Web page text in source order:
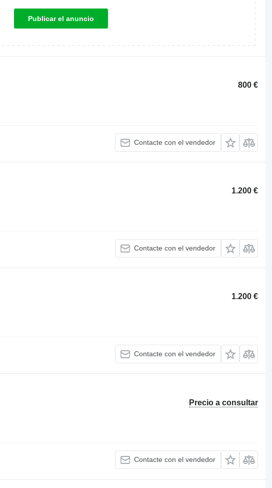
Publicar el anuncio
800 €
Contacte con el vendedor
1.200 €
Contacte con el vendedor
1.200 €
Contacte con el vendedor
Precio a consultar
Contacte con el vendedor